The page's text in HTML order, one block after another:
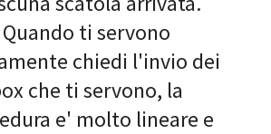
Quando ti servono
chiedi l'invio dei
che ti servono, la
e' molto lineare e